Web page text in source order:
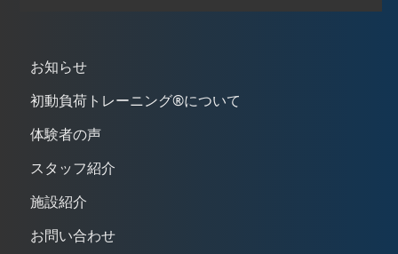
お知らせ
初動負荷トレーニング®について
体験者の声
スタッフ紹介
施設紹介
お問い合わせ